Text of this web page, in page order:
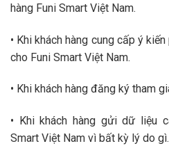
hàng Funi Smart Việt Nam.
• Khi khách hàng cung cấp ý
cho Funi Smart Việt Nam.
• Khi khách hàng đăng ký tham
• Khi khách hàng gửi dữ liệu
Smart Việt Nam vì bất kỳ lý do gì.